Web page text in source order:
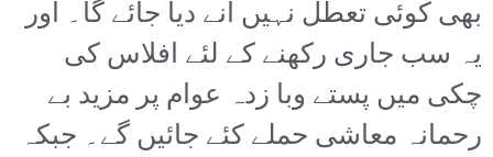
بھی کوئی تعطل نہیں آنے دیا جائے گا۔ اور
یہ سب جاری رکھنے کے لئے افلاس کی
چکی میں پستے وبا زدہ عوام پر مزید بے
رحمانہ معاشی حملے کئے جائیں گے۔ جبکہ